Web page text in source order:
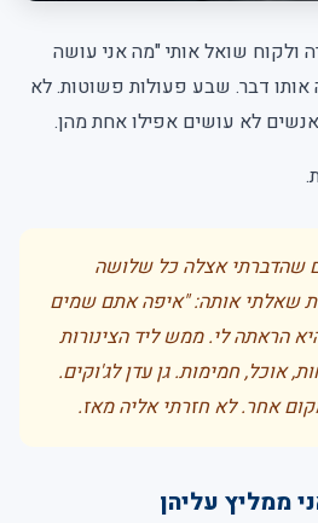
ולקוח שואל אותי "מה אני עושה
אותו דבר. שבע פעולות פשוטות. לא
לא עושים אפילו אחת מהן.
שהדברתי אצלה כל שלושה
שאלתי אותה: "איפה אתם שמים
הראתה לי. ממש ליד הצינורות
אוכל, חמימות. גן עדן לג'וקים.
אחר. לא חזרתי אליה מאז.